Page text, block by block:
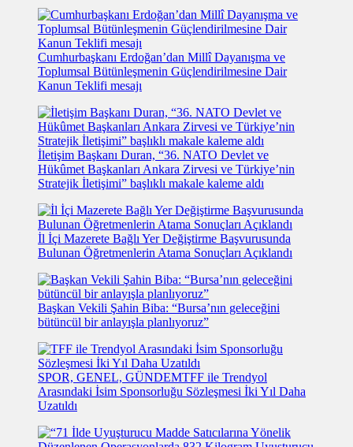
Cumhurbaşkanı Erdoğan’dan Millî Dayanışma ve
Toplumsal Bütünleşmenin Güçlendirilmesine Dair
Kanun Teklifi mesajı
İletişim Başkanı Duran, “36. NATO Devlet ve
Hükûmet Başkanları Ankara Zirvesi ve Türkiye’nin
Stratejik İletişimi” başlıklı makale kaleme aldı
İl İçi Mazerete Bağlı Yer Değiştirme Başvurusunda
Bulunan Öğretmenlerin Atama Sonuçları Açıklandı
Başkan Vekili Şahin Biba: “Bursa’nın geleceğini
bütüncül bir anlayışla planlıyoruz”
SPOR, GENEL, GÜNDEMTFF ile Trendyol
Arasındaki İsim Sponsorluğu Sözleşmesi İki Yıl Daha
Uzatıldı